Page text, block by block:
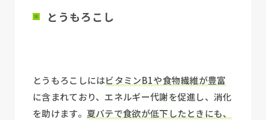
とうもろこし
とうもろこしにはビタミンB1や食物繊維が豊富
に含まれており、エネルギー代謝を促進し、消化
を助けます。 夏バテで食欲が低下したときにも、